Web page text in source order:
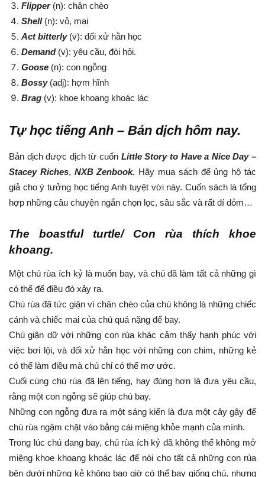
Flipper(n): chân chèo
Shell (n): vỏ, mai
Act bitterly(v): đối xử hằn học
Demand(v): yêu cầu, đòi hỏi.
Goose (n): con ngỗng
Bossy(adj): hợm hĩnh
Brag (v): khoe khoang khoác lác
Tự học tiếng Anh – Bản dịch hôm nay.
Bản dịch được dịch từ cuốn Little Story to Have a Nice Day –
Stacey Riches, NXB Zenbook. Hãy mua sách để ủng hộ tác
giả cho ý tưởng học tiếng Anh tuyệt vời này. Cuốn sách là tổng
hợp những câu chuyện ngắn chọn lọc, sâu sắc và rất dí dỏm…
The boastful turtle/ Con rùa thích khoe
khoang.
Một chú rùa ích kỷ là muốn bay, và chú đã làm tất cả những gì
có thể để điều đó xảy ra.
Chú rùa đã tức giận vì chân chèo của chú không là những chiếc
cánh và chiếc mai của chú quá nặng để bay.
Chú giận dữ với những con rùa khác cảm thấy hạnh phúc với
việc bơi lội, và đối xử hằn học với những con chim, những kẻ
có thể làm điều mà chú chỉ có thể mơ ước.
Cuối cùng chú rùa đã lên tiếng, hay đúng hơn là đưa yêu cầu,
rằng một con ngỗng sẽ giúp chú bay.
Những con ngỗng đưa ra một sáng kiến là đưa một cây gậy để
chú rùa ngậm chặt vào bằng cái miệng khỏe mạnh của mình.
Trong lúc chú đang bay, chú rùa ích kỷ đã không thể không mở
miệng khoe khoang khoác lác để nói cho tất cả những con rùa
bên dưới những kẻ không bao giờ có thể bay giống chú, nhưng